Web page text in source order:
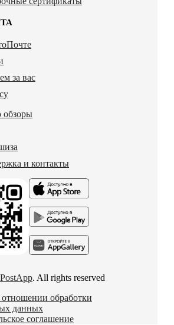
за вас
обзоры
и контакты
. All rights reserved
обработки
данных
соглашение